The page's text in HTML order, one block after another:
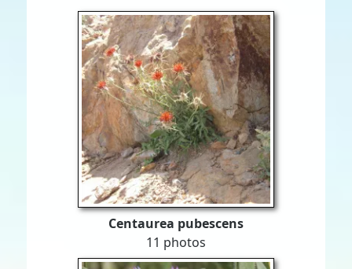
Centaurea pubescens
11 photos